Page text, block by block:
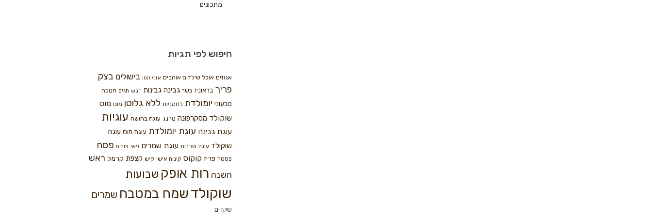
מתכונים
חיפוש לפי תגיות
אגוזים אוכל שילדים אוהבים אזני המן בישולים בצק
פריך בראוניז בשר גבינה גבינות דבש חגים חנוכה
טבעוני יומולדת לחמניות ללא גלוטן מוס מוס
שוקולד מסקרפונה מרנג עוגה בחושה עוגיות
עוגת גבינה עוגת יומולדת עוגת מוס עוגת
שוקולד עוגת שכבות עוגת שמרים פאי פורים פסח
פסטה פריז קוקוס קינוח אישי קיש קצפת קרמל ראש
השנה רות אופק שבועות
שוקולד שמח במטבח שמרים
שקדים